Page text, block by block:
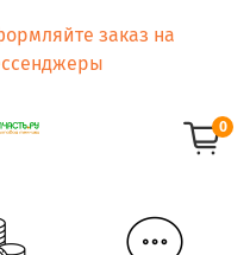
заказ на
0